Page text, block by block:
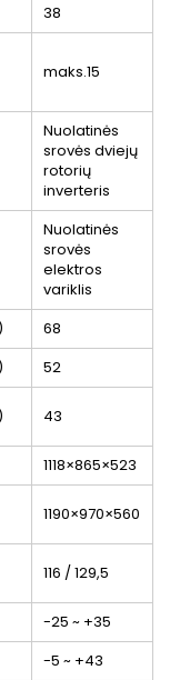
38
maks.15
Nuolatinės
srovės dviejų
rotorių
inverteris
Nuolatinės
srovės
elektros
variklis
68
52
43
1118×865×523
1190×970×560
116 / 129,5
-25 ~ +35
-5 ~ +43